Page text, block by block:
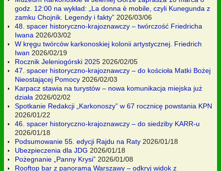
godz. 12:00 na wykład: „La donna è mobile, czyli Kunegunda z
zamku Chojnik. Legendy i fakty” 2026/03/06
48. spacer historyczno-krajoznawczy – twórczość Friedricha
Iwana 2026/03/02
W kręgu twórców karkonoskiej kolonii artystycznej. Friedrich
Iwan 2026/02/19
Rocznik Jeleniogórski 2025 2026/02/05
47. spacer historyczno-krajoznawczy – do kościoła Matki Bożej
Nieostającej Pomocy 2026/02/03
Karpacz stawia na turystów – nowa komunikacja miejska już
działa 2026/02/02
Spotkanie Redakcji „Karkonoszy” w 67 rocznicę powstania KPN
2026/01/22
46. spacer historyczno-krajoznawczy – do siedziby KARR-u
2026/01/18
Podsumowanie 55. edycji Rajdu na Raty 2026/01/18
Ubezpieczenia dla JDG 2026/01/18
Pożegnanie „Panny Krysi” 2026/01/08
Rooftop bar z panoramą Warszawy – odkryj widok z